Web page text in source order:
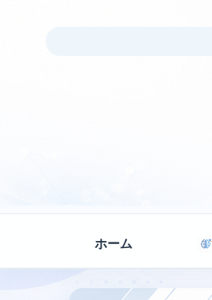
ホーム